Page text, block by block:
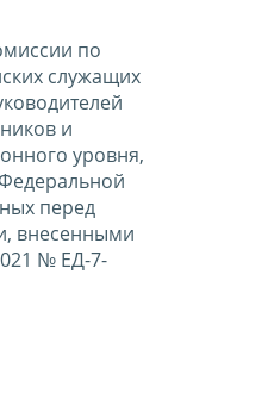
по
служащих
и
уровня,
перед
внесенными
№ ЕД-7-